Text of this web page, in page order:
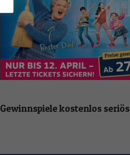
Gewinnspiele kostenlos seriös